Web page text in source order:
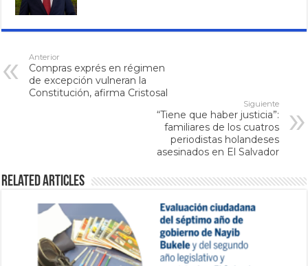
Anterior
Compras exprés en régimen
de excepción vulneran la
Constitución, afirma Cristosal
Siguiente
“Tiene que haber justicia”:
familiares de los cuatros
periodistas holandeses
asesinados en El Salvador
Related Articles